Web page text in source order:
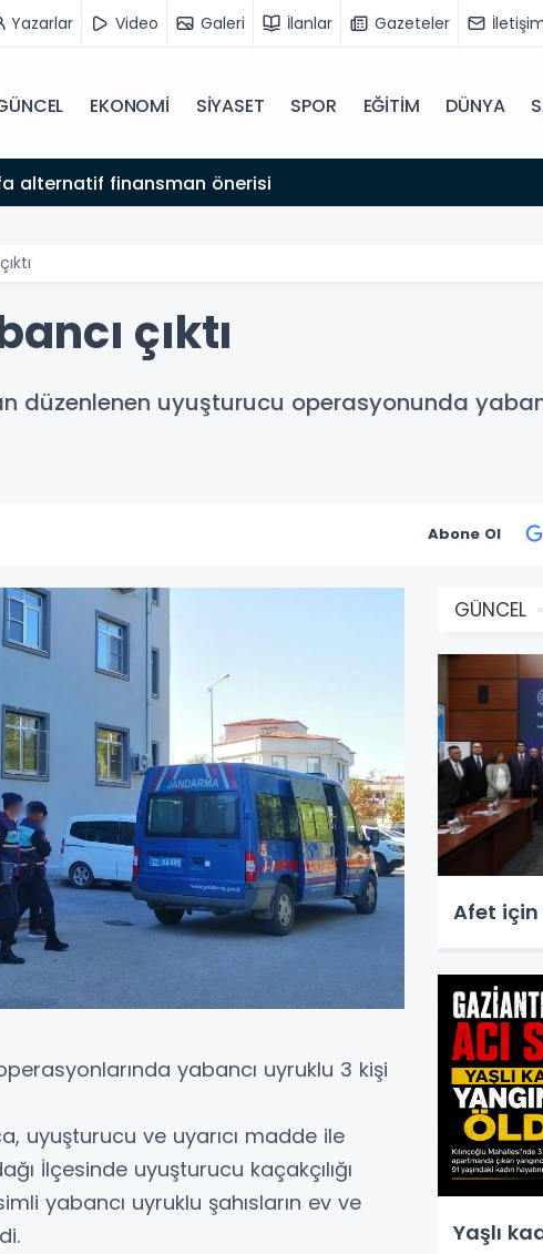
Yazarlar Video Galeri İlanlar Gazeteler
EKONOMİ SİYASET SPOR EĞİTİM DÜNYA
alternatif finansman önerisi
çıktı
düzenlenen uyuşturucu operasyonunda
Abone Ol
yabancı uyruklu 3 kişi
uyuşturucu ve uyarıcı madde ile
İlçesinde uyuşturucu kaçakçılığı
yabancı uyruklu şahısların ev ve
GÜNCEL
Afet için
Yaşlı